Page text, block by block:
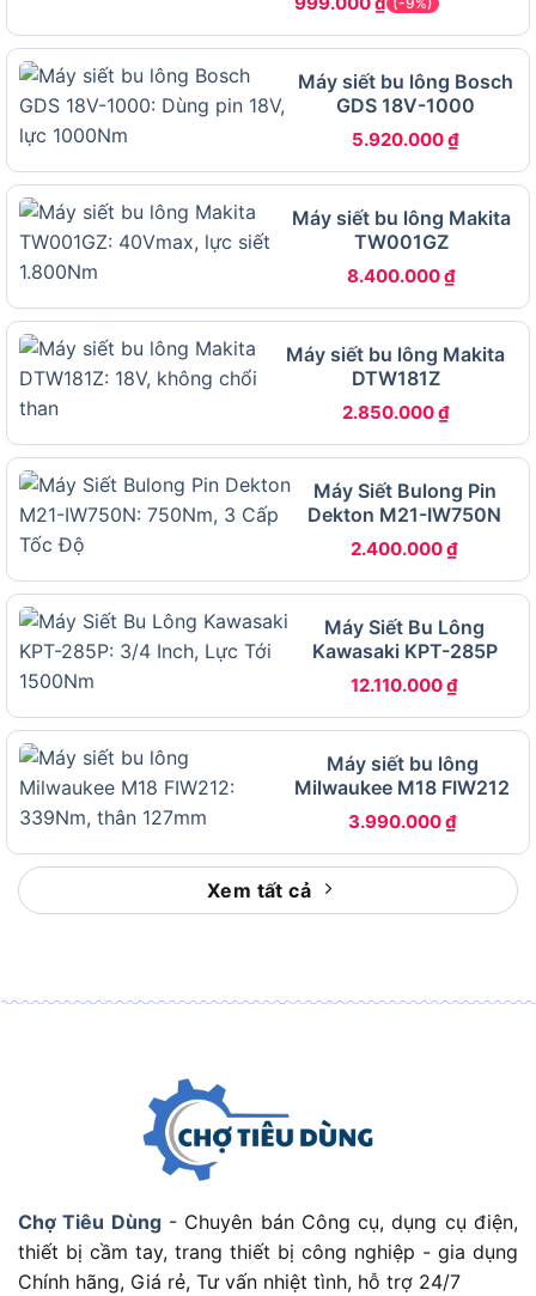
chiếu.
Bảng dưới đây liệt kê đầy đủ các thông số kỹ
thuật chính của Total TIWLI20010, từ nguồn điện,
động cơ, lực siết đến phụ kiện đi kèm, giúp bạn
nắm tổng quan nhanh trước khi đọc phân tích chi
tiết:
THUẬT
Thương hiệu
Total
Mã sản phẩm
TIWLI20010
Điện áp pin
20V Lithium-Ion
Loại động cơ
Không chổi than (Brushless
Motor)
Đầu khẩu (Cốt)
Vuông 1/2 inch (12.7mm)
Lực siết tối đa
Tốc độ không tải (2
cấp)
0 – 1.300 / 0 – 2.100 vòng/phút
Tốc độ đập (2 cấp) 0 – 2.000 / 0 – 3.300 lần/phút
Đèn chiếu sáng
LED tích hợp và đèn LED báo
nguồn pin
Phụ kiện đi kèm
3 đầu tuýp: 17mm, 19mm, 21mm
Quy cách đóng gói
Chỉ thân máy, chưa kèm pin và
Động cơ không chổi than trên Total
TIWLI20010 có gì đặc biệt?
toàn bộ phận chổi than ma sát, từ đó giảm mài
với động cơ chổi than truyền thống.
nghệ từng chỉ xuất hiện ở phân khúc cao cấp,
nhưng nay đã được Total phổ thông hóa trên
dòng TIWLI20010.
Máy siết bu lông Bosch
GDS 18V-1000
5.920.000₫
Máy siết bu lông Makita
TW001GZ
8.400.000₫
Máy siết bu lông Makita
DTW181Z
2.850.000₫
Máy Siết Bulong Pin
Dekton M21-IW750N
2.400.000₫
Máy Siết Bu Lông
Kawasaki KPT-285P
12.110.000₫
Máy siết bu lông
Milwaukee M18 FIW212
3.990.000₫
Xem tất cả
Chợ Tiêu Dùng- Chuyên bán Công cụ, dụng cụ điện,
thiết bị cầm tay, trang thiết bị công nghiệp - gia dụng
Chính hãng, Giá rẻ, Tư vấn nhiệt tình, hỗ trợ 24/7